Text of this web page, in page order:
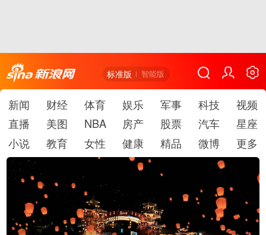
标准版 智能版
新闻 财经 体育 娱乐 军事 科技
视频
直播
美图 NBA 房产 股票 汽车
星座
小说
教育 女性 健康 精品 微博 更多